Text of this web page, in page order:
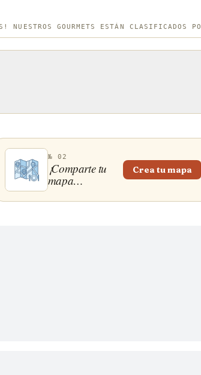
NUESTROS GOURMETS ESTÁN CLASIFICADOS
№ 02
¡Comparte tu
mapa
gastronómico!
Crea tu mapa